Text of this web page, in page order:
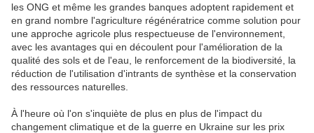
les ONG et même les grandes banques adoptent rapidement et
en grand nombre l'agriculture régénératrice comme solution pour
une approche agricole plus respectueuse de l'environnement,
avec les avantages qui en découlent pour l'amélioration de la
qualité des sols et de l'eau, le renforcement de la biodiversité, la
réduction de l'utilisation d'intrants de synthèse et la conservation
des ressources naturelles.
À l'heure où l'on s'inquiète de plus en plus de l'impact du
changement climatique et de la guerre en Ukraine sur les prix